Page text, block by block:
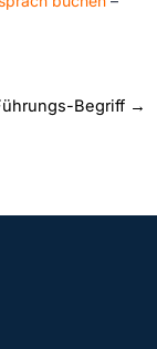
Begriff →